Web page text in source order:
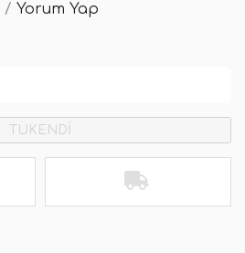
/ Yorum Yap
TÜKENDİ